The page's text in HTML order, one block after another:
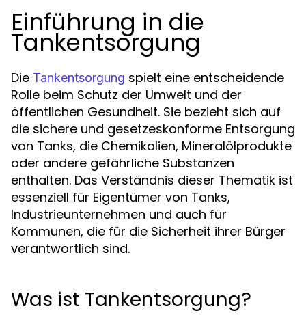
Einführung in die
Tankentsorgung
Die Tankentsorgung spielt eine entscheidende
Rolle beim Schutz der Umwelt und der
öffentlichen Gesundheit. Sie bezieht sich auf
die sichere und gesetzeskonforme Entsorgung
von Tanks, die Chemikalien, Mineralölprodukte
oder andere gefährliche Substanzen
enthalten. Das Verständnis dieser Thematik ist
essenziell für Eigentümer von Tanks,
Industrieunternehmen und auch für
Kommunen, die für die Sicherheit ihrer Bürger
verantwortlich sind.
Was ist Tankentsorgung?